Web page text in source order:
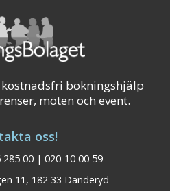
bokningshjälp
möten och event.
oss!
285 00 | 020-10 00 59
11, 182 33 Danderyd